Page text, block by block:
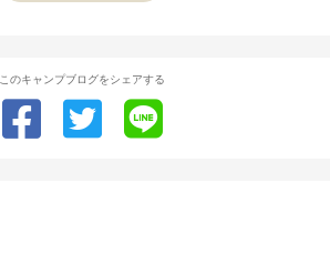
このキャンプブログをシェアする